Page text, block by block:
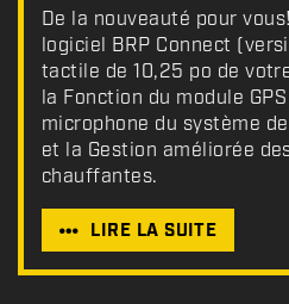
De la nouveauté pour
logiciel BRP Connect
tactile de 10,25 po de
la Fonction du module
microphone du système
et la Gestion améliorée
chauffantes.
LIRE LA SUITE